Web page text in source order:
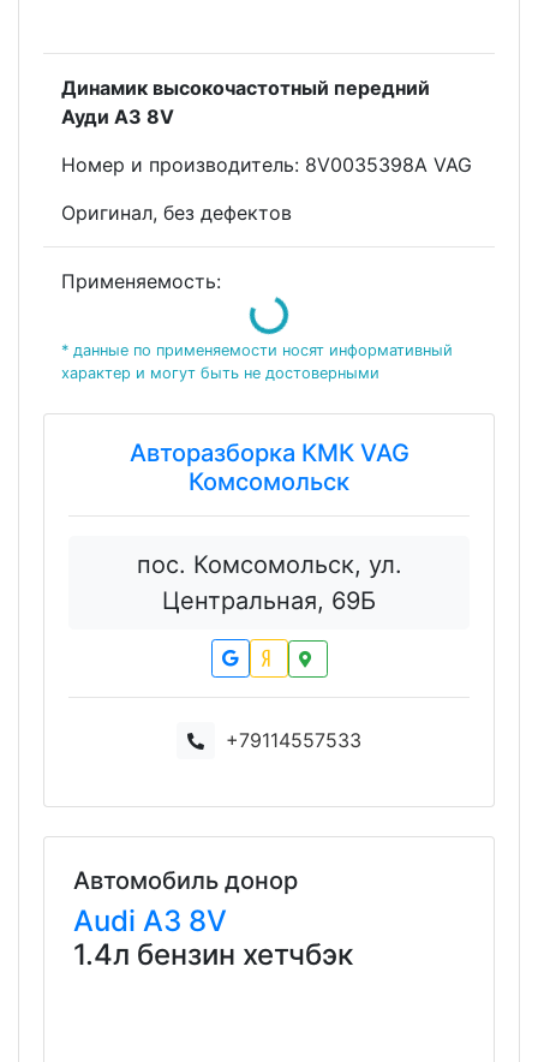
Динамик высокочастотный передний
Ауди А3 8V
Номеp и пpoизвoдитeль: 8V0035398A VAG
Оригинал, без дефектов
Применяемость:
Loading...
* данные по применяемости носят информативный
характер и могут быть не достоверными
Авторазборка КМК VAG
Комсомольск
пос. Комсомольск, ул.
Центральная, 69Б
+79114557533
Автомобиль донор
Audi A3 8V
1.4л бензин хетчбэк